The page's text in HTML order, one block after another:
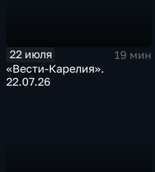
22 июля
19 мин
«Вести-Карелия».
22.07.26